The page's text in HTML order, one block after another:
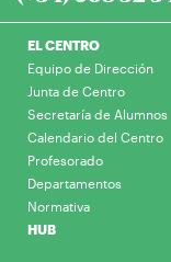
EL CENTRO
Equipo de Dirección
Junta de Centro
Secretaría de Alumnos
Calendario del Centro
Profesorado
Departamentos
Normativa
HUB